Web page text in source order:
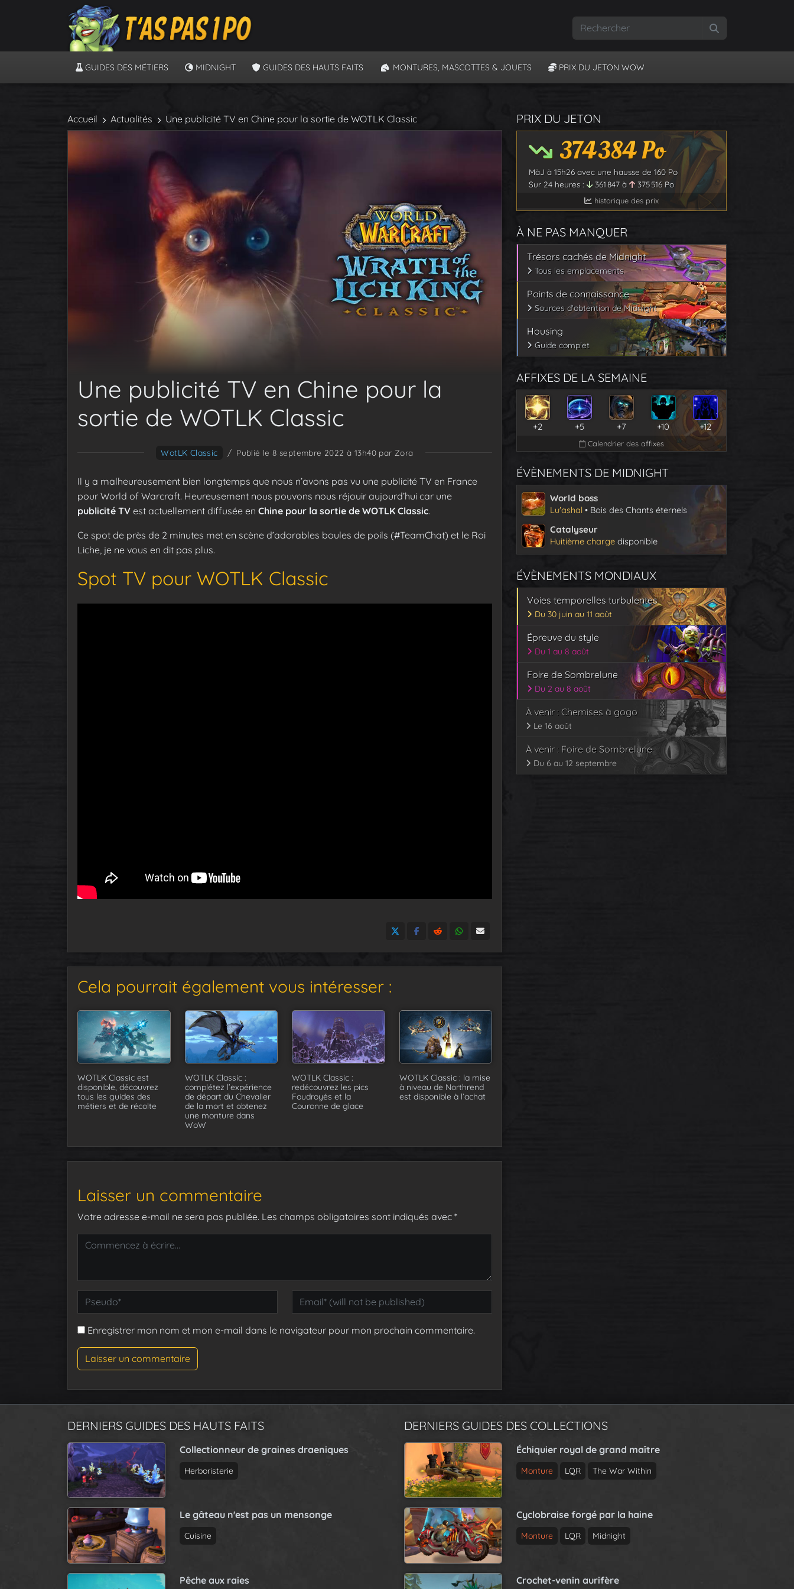
GUIDES DES MÉTIERS MIDNIGHT GUIDES DES HAUTS FAITS MONTURES, MASCOTTES & JOUETS PRIX DU JETON WOW
Accueil Actualités Une publicité TV en Chine pour la sortie de WOTLK Classic
Une publicité TV en Chine pour la
sortie de WOTLK Classic
WotLK Classic / Publié le 8 septembre 2022 à 13h40par Zora
Il y a malheureusement bien longtemps que nous n’avons pas vu une publicité TV en France
pour World of Warcraft. Heureusement nous pouvons nous réjouir aujourd’hui car une
publicité TV est actuellement diffusée en Chine pour la sortie de WOTLK Classic.
Ce spot de près de 2 minutes met en scène d’adorables boules de poils (#TeamChat) et le Roi
Liche, je ne vous en dit pas plus.
Spot TV pour WOTLK Classic
Cela pourrait également vous intéresser :
WOTLK Classic est
disponible, découvrez
tous les guides des
métiers et de récolte
WOTLK Classic :
complétez l’expérience
de départ du Chevalier
de la mort et obtenez
une monture dans
WoW
WOTLK Classic :
redécouvrez les pics
Foudroyés et la
Couronne de glace
WOTLK Classic : la mise
à niveau de Northrend
est disponible à l’achat
Laisser un commentaire
Votre adresse e-mail ne sera pas publiée. Les champs obligatoires sont indiqués avec *
Enregistrer mon nom et mon e-mail dans le navigateur pour mon prochain commentaire.
PRIX DU JETON
374 384Po
MàJ à 15h26 avec une hausse de 160 Po
Sur 24 heures :
361 847 à 375 516 Po
historique des prix
À NE PAS MANQUER
Trésors cachés de Midnight
Tous les emplacements
Points de connaissance
Sources d'obtention de Midnight
Housing
Guide complet
AFFIXES DE LA SEMAINE
+2 +5 +7 +10 +12
Calendrier des affixes
ÉVÈNEMENTS DE MIDNIGHT
World boss
Lu'ashal • Bois des Chants éternels
Catalyseur
Huitième charge disponible
ÉVÈNEMENTS MONDIAUX
Voies temporelles turbulentes
Du 30 juin au 11 août
Épreuve du style
Du 1 au 8 août
Foire de Sombrelune
Du 2 au 8 août
À venir : Chemises à gogo
Le 16 août
À venir : Foire de Sombrelune
Du 6 au 12 septembre
DERNIERS GUIDES DES HAUTS FAITS
Collectionneur de graines draeniques
Herboristerie
Le gâteau n'est pas un mensonge
Cuisine
Pêche aux raies
DERNIERS GUIDES DES COLLECTIONS
Échiquier royal de grand maître
Monture LQR The War Within
Cyclobraise forgé par la haine
Monture LQR Midnight
Crochet-venin aurifère